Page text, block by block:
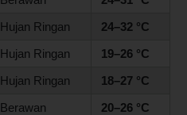
Hujan Ringan
24–32 °C
Hujan Ringan
19–26 °C
Hujan Ringan
18–27 °C
Berawan
20–26 °C